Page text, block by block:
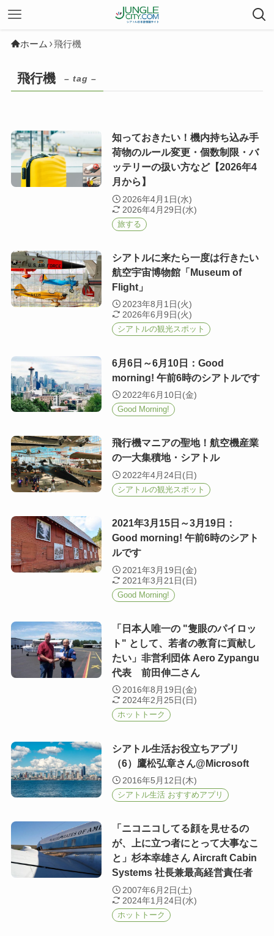
ホーム 飛行機
飛行機 – tag –
知っておきたい！機内持ち込み手
荷物のルール変更・個数制限・バ
ッテリーの扱い方など【2026年4
月から】
2026年4月1日(水)
2026年4月29日(水)
旅する
シアトルに来たら一度は行きたい
航空宇宙博物館「Museum of
Flight」
2023年8月1日(火)
2026年6月9日(火)
シアトルの観光スポット
6月6日～6月10日：Good
morning! 午前6時のシアトルです
2022年6月10日(金)
Good Morning!
飛行機マニアの聖地！航空機産業
の一大集積地・シアトル
2022年4月24日(日)
シアトルの観光スポット
2021年3月15日～3月19日：
Good morning! 午前6時のシアト
ルです
2021年3月19日(金)
2021年3月21日(日)
Good Morning!
「日本人唯一の "隻眼のパイロッ
ト" として、若者の教育に貢献し
たい」非営利団体 Aero Zypangu
代表 前田伸二さん
2016年8月19日(金)
2024年2月25日(日)
ホットトーク
シアトル生活お役立ちアプリ
（6）鷹松弘章さん@Microsoft
2016年5月12日(木)
シアトル生活 おすすめアプリ
「ニコニコしてる顔を見せるの
が、上に立つ者にとって大事なこ
と」杉本幸雄さん Aircraft Cabin
Systems 社長兼最高経営責任者
2007年6月2日(土)
2024年1月24日(水)
ホットトーク